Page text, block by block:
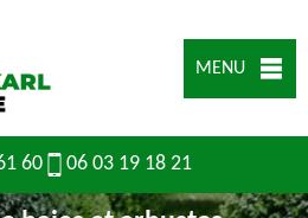
MENU
60 06 03 19 18 21